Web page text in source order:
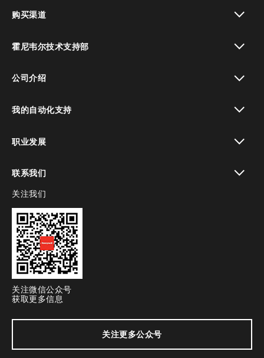
购买渠道
霍尼韦尔技术支持部
公司介绍
我的自动化支持
职业发展
联系我们
toggle view
关注我们
关注微信公众号
获取更多信息
关注更多公众号